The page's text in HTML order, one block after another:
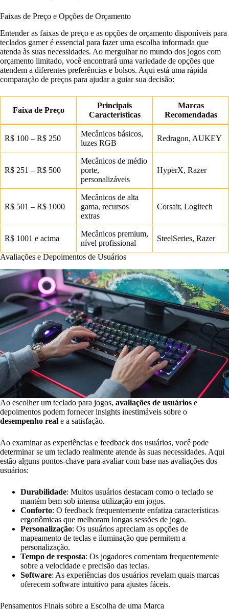
Faixas de Preço e Opções de Orçamento
Entender as faixas de preço e as opções de orçamento disponíveis para
teclados gamer é essencial para fazer uma escolha informada que
atenda às suas necessidades. Ao mergulhar no mundo dos jogos com
orçamento limitado, você encontrará uma variedade de opções que
atendem a diferentes preferências e bolsos. Aqui está uma rápida
comparação de preços para ajudar a guiar sua decisão:
Faixa de Preço
Principais
Características
Marcas
Recomendadas
R$ 100 – R$ 250
Mecânicos básicos,
luzes RGB
Redragon, AUKEY
R$ 251 – R$ 500
Mecânicos de médio
porte,
personalizáveis
HyperX, Razer
R$ 501 – R$ 1000
Mecânicos de alta
gama, recursos
extras
Corsair, Logitech
R$ 1001 e acima
Mecânicos premium,
nível profissional
SteelSeries, Razer
Avaliações e Depoimentos de Usuários
Ao escolher um teclado para jogos, avaliações de usuários e
depoimentos podem fornecer insights inestimáveis sobre o
desempenho real e a satisfação.
Ao examinar as experiências e feedback dos usuários, você pode
determinar se um teclado realmente atende às suas necessidades. Aqui
estão alguns pontos-chave para avaliar com base nas avaliações dos
usuários:
Durabilidade: Muitos usuários destacam como o teclado se
mantém bem sob intensa utilização em jogos.
Conforto: O feedback frequentemente enfatiza características
ergonômicas que melhoram longas sessões de jogo.
Personalização: Os usuários apreciam as opções de
mapeamento de teclas e iluminação que permitem a
personalização.
Tempo de resposta: Os jogadores comentam frequentemente
sobre a velocidade e precisão das teclas.
Software: As experiências dos usuários revelam quais marcas
oferecem software intuitivo para ajustes fáceis.
Pensamentos Finais sobre a Escolha de uma Marca